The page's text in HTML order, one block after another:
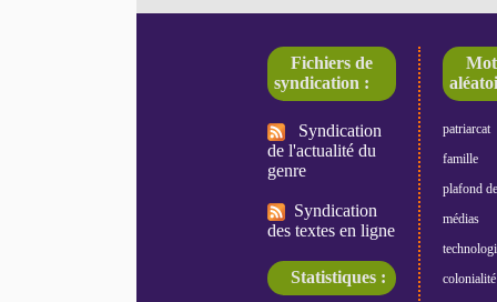
Fichiers de
syndication :
Syndication
de l'actualité du
genre
Syndication
des textes en ligne
Statistiques :
patriarcat
famille
plafond
médias
colonialité